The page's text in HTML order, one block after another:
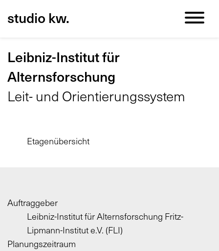
Inhalt
springen
Einstellungen
Kopfbereich
studio kw.
Leibniz-Institut für
Alternsforschung
Leit- und Orientierungssystem
Etagenübersicht
Auftraggeber
Leibniz-Institut für Alternsforschung Fritz-
Lipmann-Institut e.V. (FLI)
Planungszeitraum